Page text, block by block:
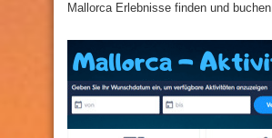
Mallorca Erlebnisse finden und buchen